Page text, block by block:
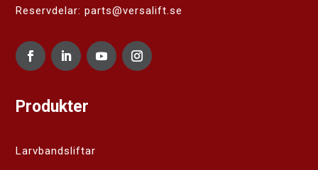
Reservdelar:parts@versalift.se
Produkter
Larvbandsliftar